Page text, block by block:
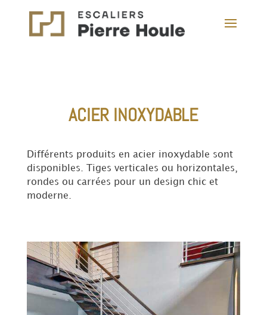
ACIER INOXYDABLE
Différents produits en acier inoxydable sont
disponibles. Tiges verticales ou horizontales,
rondes ou carrées pour un design chic et
moderne.